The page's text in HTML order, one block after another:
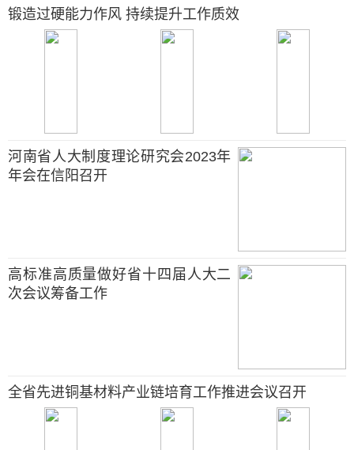
锻造过硬能力作风 持续提升工作质效
河南省人大制度理论研究会2023年
年会在信阳召开
高标准高质量做好省十四届人大二
次会议筹备工作
全省先进铜基材料产业链培育工作推进会议召开